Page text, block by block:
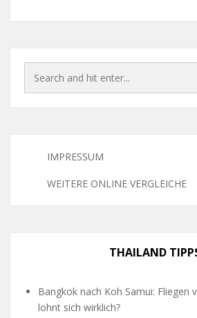
IMPRESSUM
WEITERE ONLINE VERGLEICHE
THAILAND
Bangkok nach Koh Samui: Fliegen
lohnt sich wirklich?